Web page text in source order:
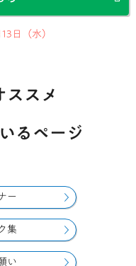
日（水）
ススメ
るページ
ー
集
い